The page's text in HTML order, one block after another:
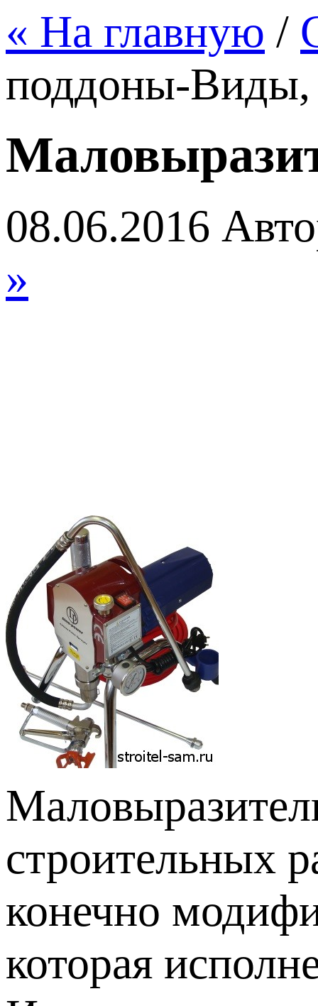
« На главную /
поддоны-Виды,
08.06.2016
»
строительных
конечно
которая